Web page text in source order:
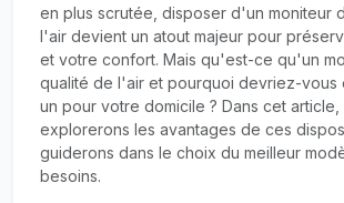
en plus scrutée, disposer d'un moniteur
l'air devient un atout majeur pour
et votre confort. Mais qu'est-ce qu'un
qualité de l'air et pourquoi devriez-vous
un pour votre domicile ? Dans cet article,
explorerons les avantages de ces
guiderons dans le choix du meilleur
besoins.